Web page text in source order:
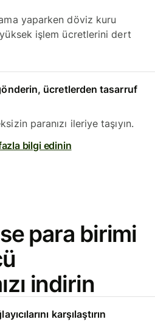
yaparken döviz kuru
yüksek işlem ücretlerini dert
ücretlerden tasarruf
paranızı ileriye taşıyın.
bilgi edinin
para birimi
indirin
karşılaştırın